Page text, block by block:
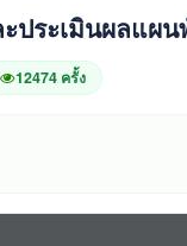
ประเมินผลแ
12474 ครั้ง